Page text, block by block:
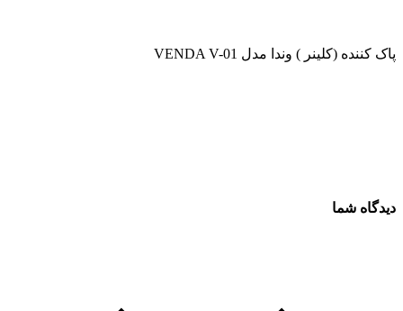
پاک کننده (کلینر ) وندا مدل VENDA V-01
دیدگاه شما